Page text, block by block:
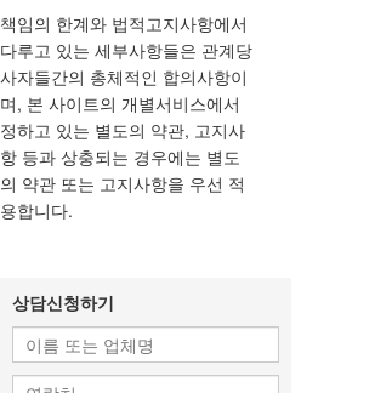
책임의 한계와 법적고지사항에서
다루고 있는 세부사항들은 관계당
사자들간의 총체적인 합의사항이
며, 본 사이트의 개별서비스에서
정하고 있는 별도의 약관, 고지사
항 등과 상충되는 경우에는 별도
의 약관 또는 고지사항을 우선 적
용합니다.
상담신청하기